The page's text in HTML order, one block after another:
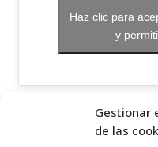
Gestionar
de las
Haz clic para
y